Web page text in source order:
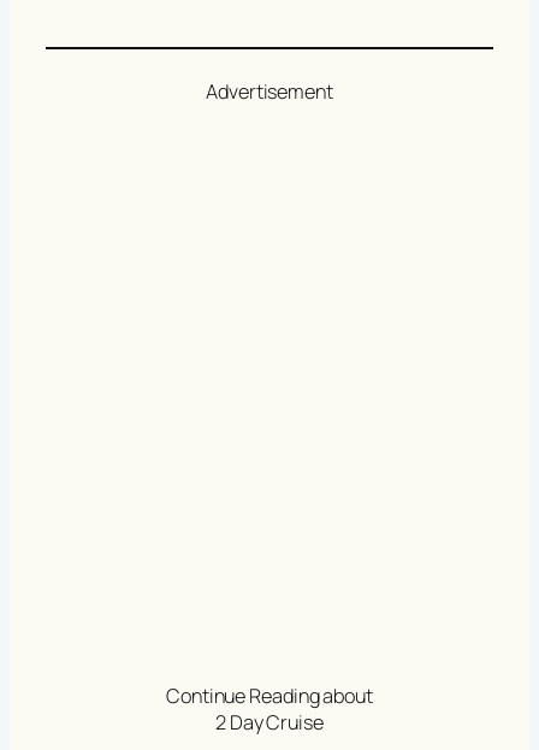
Advertisement
Continue Reading about
2 Day Cruise